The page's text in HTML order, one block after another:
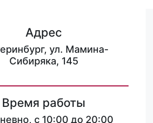
Адрес
ул. Мамина-
Сибиряка, 145
Время работы
с 10:00 до 20:00